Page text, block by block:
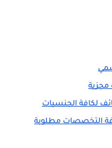
مجزية
لكافة الجنسيات
التخصصات مطلوبة